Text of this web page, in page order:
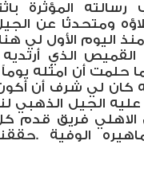
المؤثرة
ومتحدثًا عن
اليوم الأول لي هنا
الذي أرتديه
ما حلمت أن امثله يوماً
كان لي شرف أن
الجيل الذهبي
الاهلي فريق قدم
الوفية .